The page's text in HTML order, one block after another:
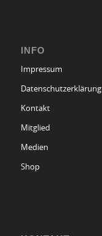
INFO
Impressum
Datenschutzerklärung
Kontakt
Mitglied
Medien
Shop